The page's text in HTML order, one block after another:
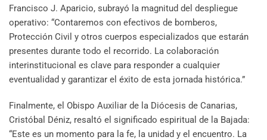
Francisco J. Aparicio, subrayó la magnitud del despliegue
operativo: “Contaremos con efectivos de bomberos,
Protección Civil y otros cuerpos especializados que estarán
presentes durante todo el recorrido. La colaboración
interinstitucional es clave para responder a cualquier
eventualidad y garantizar el éxito de esta jornada histórica.”
Finalmente, el Obispo Auxiliar de la Diócesis de Canarias,
Cristóbal Déniz, resaltó el significado espiritual de la Bajada:
“Este es un momento para la fe, la unidad y el encuentro. La